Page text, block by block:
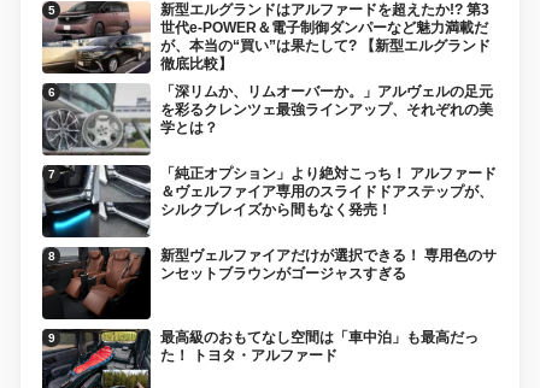
新型エルグランドはアルファードを超えたか!? 第3
世代e-POWER＆電子制御ダンパーなど魅力満載だ
が、本当の“買い”は果たして? 【新型エルグランド
徹底比較】
「深リムか、リムオーバーか。」アルヴェルの足元
を彩るクレンツェ最強ラインアップ、それぞれの美
学とは？
「純正オプション」より絶対こっち！ アルファード
＆ヴェルファイア専用のスライドドアステップが、
シルクブレイズから間もなく発売！
新型ヴェルファイアだけが選択できる！ 専用色のサ
ンセットブラウンがゴージャスすぎる
最高級のおもてなし空間は「車中泊」も最高だっ
た！ トヨタ・アルファード